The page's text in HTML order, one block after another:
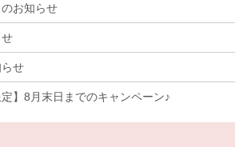
お知らせ
せ
定】8月末日までのキャンペーン♪